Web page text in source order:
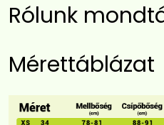
Rólunk
Mérettáblázat